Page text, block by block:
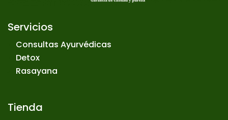
Servicios
Consultas Ayurvédicas
Detox
Rasayana
Tienda